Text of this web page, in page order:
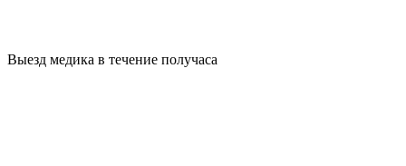
Выезд медика в течение получаса